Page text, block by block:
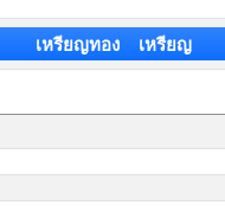
เหรียญทอง เหรียญ